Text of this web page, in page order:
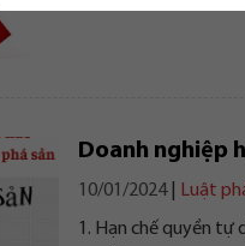
Doanh nghiệp
10/01/2024
Luật
1. Hạn chế quyền tự